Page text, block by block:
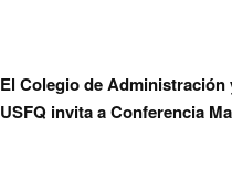
El Colegio de Administración
USFQ invita a Conferencia